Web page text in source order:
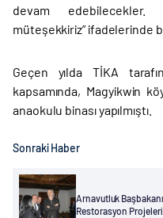
devam edebilecekler.
müteşekkiriz” ifadelerinde
Geçen yılda TİKA
kapsamında, Magyikwin
anaokulu binası yapılmıştı.
Sonraki Haber
Arnavutluk Başbakanı
Restorasyon